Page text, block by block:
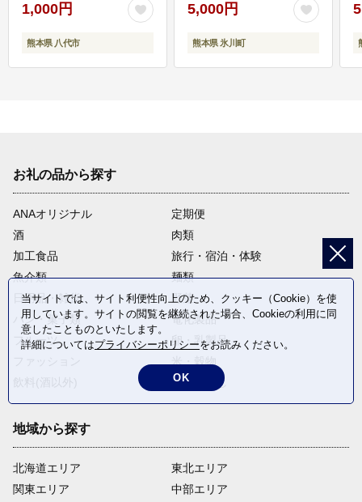
1,000円
熊本県 八代市
5,000円
熊本県 氷川町
お礼の品から探す
ANAオリジナル
定期便
酒
肉類
加工食品
旅行・宿泊・体験
魚介類
麺類
日用品・雑貨
野菜
パン・菓子類
電化製品
フルーツ
卵・乳製品
返礼品なし
地域から探す
北海道エリア
関東エリア
東北エリア
中部エリア
当サイトでは、サイト利便性向上のため、クッキー（Cookie）を使
用しています。サイトの閲覧を継続された場合、Cookieの利用に同
意したことものといたします。
詳細についてはプライバシーポリシーをお読みください。
OK